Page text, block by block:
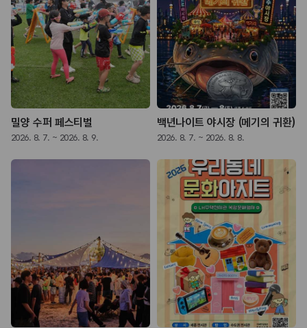
밀양 수퍼 페스티벌
2026. 8. 7. ~ 2026. 8. 9.
백년나이트 야시장 (메기의 귀환)
2026. 8. 7. ~ 2026. 8. 8.